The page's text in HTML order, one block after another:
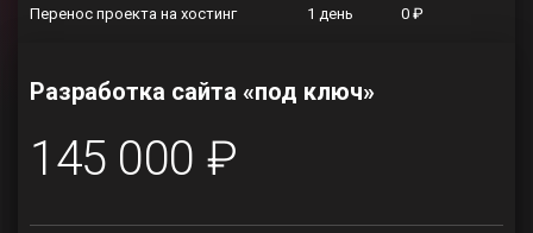
Перенос проекта на хостинг 1 день 0 ₽
Разработка сайта «под ключ»
145 000 ₽